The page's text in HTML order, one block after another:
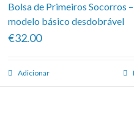
Bolsa de Primeiros Socorros –
modelo básico desdobrável
€32.00
Adicionar